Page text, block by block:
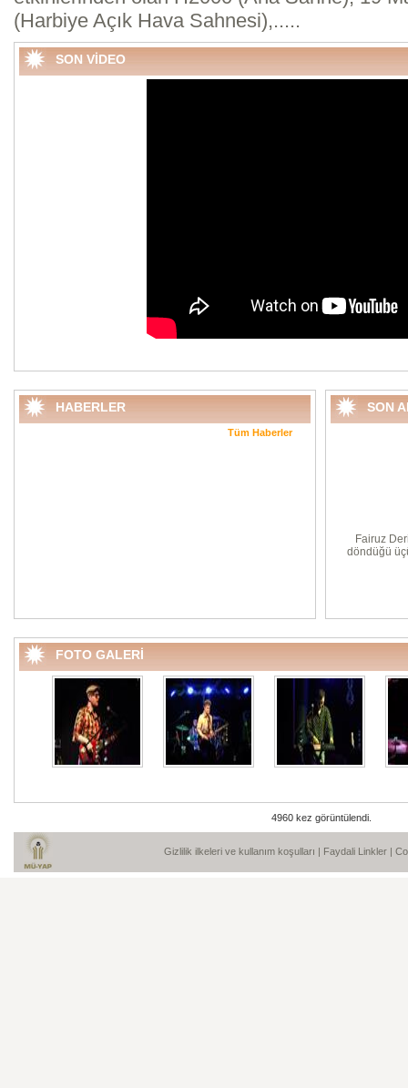
(Harbiye Açık Hava Sahnesi),.....
SON VİDEO
HABERLER
Tüm Haberler
SON
Fairuz
döndüğü
FOTO GALERİ
4960 kez görüntülendi.
Gizlilik ilkeleri ve kullanım koşulları | Faydali Linkler |